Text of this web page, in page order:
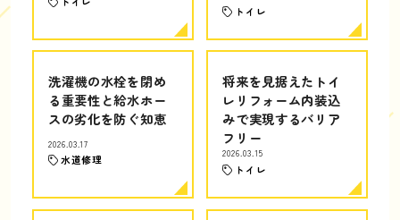
トイレ
洗濯機の水栓を閉め
る重要性と給水ホー
スの劣化を防ぐ知恵
2026.03.17
水道修理
将来を見据えたトイ
レリフォーム内装込
みで実現するバリア
フリー
2026.03.15
トイレ